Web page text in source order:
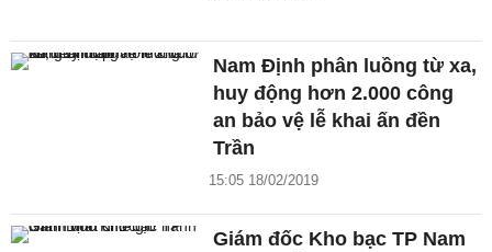
Nam Định phân luồng từ xa,
huy động hơn 2.000 công
an bảo vệ lễ khai ấn đền
Trần
15:05 18/02/2019
Giám đốc Kho bạc TP Nam